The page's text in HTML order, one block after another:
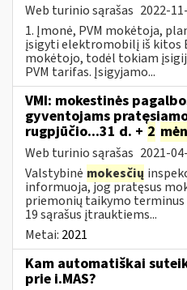
Web turinio sąrašas 2022-
1. Įmonė, PVM mokėtoja,
įsigyti elektromobilį iš kitos
mokėtojo, todėl tokiam
PVM tarifas. Įsigyjamo...
VMI: mokestinės
gyventojams
rugpjūčio...31 d. + 2 mėn
Web turinio sąrašas 2021-
Valstybinė mokesčių
informuoja, jog pratęsus
priemonių taikymo terminus
19 sąrašus įtrauktiems...
Metai: 2021
Kam automatiškai
prie i.MAS?